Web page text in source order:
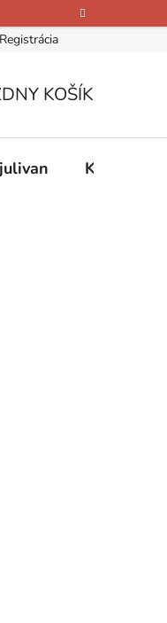
Hodnotenie obchodu
Registrácia
KOŠÍK
Kontakty